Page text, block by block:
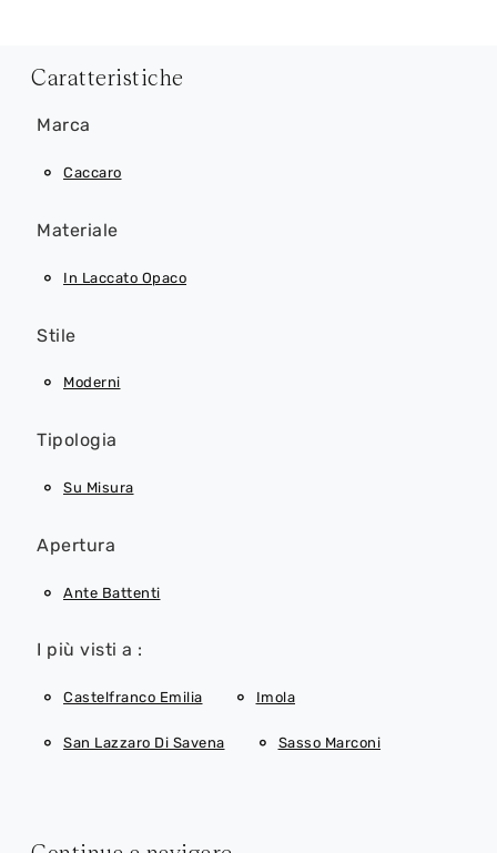
Caratteristiche
Marca
Caccaro
Materiale
In Laccato Opaco
Stile
Moderni
Tipologia
Su Misura
Apertura
Ante Battenti
I più visti a :
Castelfranco Emilia Imola
San Lazzaro Di Savena Sasso Marconi